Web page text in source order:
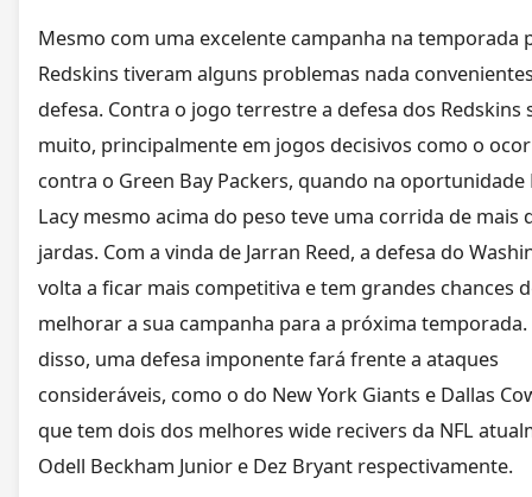
Mesmo com uma excelente campanha na temporada
Redskins tiveram alguns problemas nada
defesa. Contra o jogo terrestre a defesa dos Redskins
muito, principalmente em jogos decisivos como o
contra o Green Bay Packers, quando na oportunidade
Lacy mesmo acima do peso teve uma corrida de mais
jardas. Com a vinda de Jarran Reed, a defesa do
volta a ficar mais competitiva e tem grandes chances
melhorar a sua campanha para a próxima temporada.
disso, uma defesa imponente fará frente a ataques
consideráveis, como o do New York Giants e Dallas
que tem dois dos melhores wide recivers da NFL
Odell Beckham Junior e Dez Bryant respectivamente.